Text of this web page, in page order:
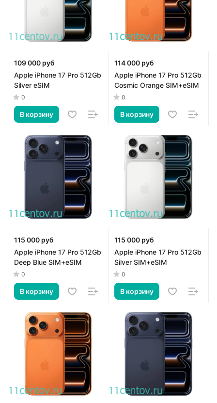
109 000 руб
Apple iPhone 17 Pro 512Gb
Silver eSIM
0
В корзину
114 000 руб
Apple iPhone 17 Pro 512Gb
Cosmic Orange SIM+eSIM
0
В корзину
115 000 руб
Apple iPhone 17 Pro 512Gb
Deep Blue SIM+eSIM
0
В корзину
115 000 руб
Apple iPhone 17 Pro 512Gb
Silver SIM+eSIM
0
В корзину